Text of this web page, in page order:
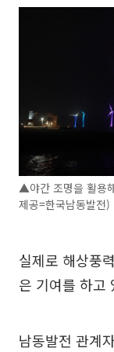
▲야간 조명을 활용
제공=한국남동발전)
실제로 해상풍
은 기여를 하고
남동발전 관계